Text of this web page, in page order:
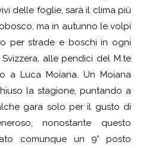
delle foglie, sarà il clima più
ma in autunno le volpi
per strade e boschi in ogni
alle pendici del M.te
a Luca Moiana. Un Moiana
la stagione, puntando a
gara solo per il gusto di
nonostante questo
comunque un 9° posto